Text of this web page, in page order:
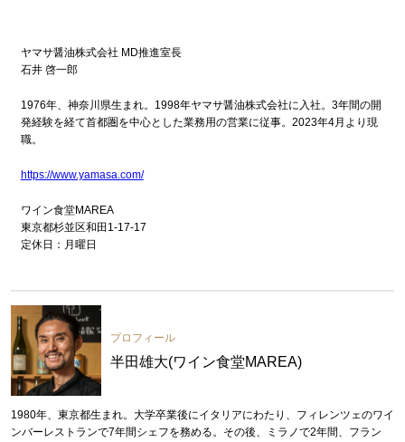
ヤマサ醤油株式会社 MD推進室長
石井 啓一郎
1976年、神奈川県生まれ。1998年ヤマサ醤油株式会社に入社。3年間の開
発経験を経て首都圏を中心とした業務用の営業に従事。2023年4月より現
職。
https://www.yamasa.com/
ワイン食堂MAREA
東京都杉並区和田1-17-17
定休日：月曜日
プロフィール
半田雄大(ワイン食堂MAREA)
1980年、東京都生まれ。大学卒業後にイタリアにわたり、フィレンツェのワイ
ンバーレストランで7年間シェフを務める。その後、ミラノで2年間、フラン